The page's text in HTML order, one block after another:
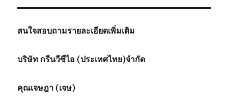
ซ้ำ
เก็บ
สนใจสอบถามรายละเอียดเพิ่มเติม
บริษัท กรีนวีซีไอ (ประเทศไทย)จำกัด
คุณเจษฎา (เจษ)